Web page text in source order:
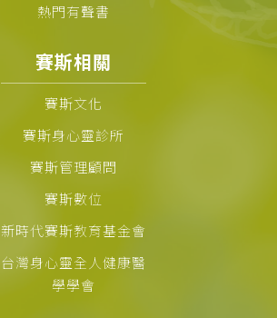
熱門有聲書
賽斯相關
賽斯文化
賽斯身心靈診所
賽斯管理顧問
賽斯數位
新時代賽斯教育基金會
台灣身心靈全人健康醫
學學會